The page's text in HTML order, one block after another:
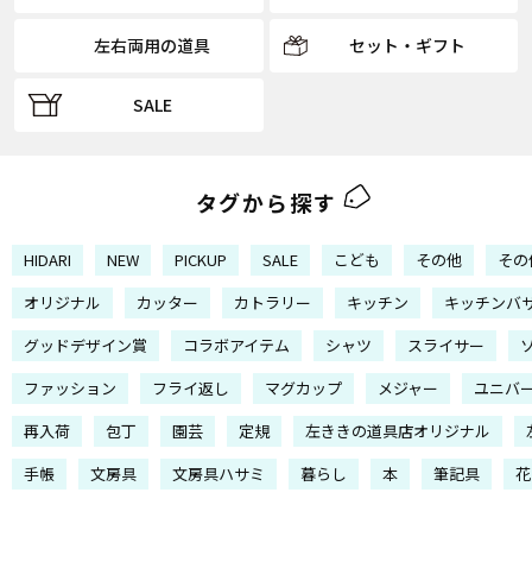
左右両用の道具 セット・ギフト
SALE
タグから探す
HIDARI NEW PICKUP SALE こども その他
そ
オリジナル
カッター カトラリー キッチン
キッチンバ
グッドデザイン賞
コラボアイテム シャツ スライサー
ファッション
フライ返し マグカップ メジャー
ユニバ
再入荷
包丁 園芸 定規 左ききの道具店オリジナル
手帳
文房具 文房具ハサミ 暮らし 本 筆記具